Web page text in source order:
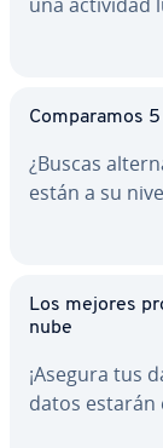
Co­m­pa­ra­mos
¿Buscas
están a su
Los mejores
nube
¡Asegura tus
datos estarán